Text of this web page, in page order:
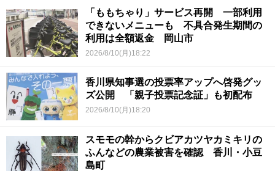
「ももちゃり」サービス再開 一部利用
できないメニューも 不具合発生期間の
利用は全額返金 岡山市
2026/8/10(月)18:22
香川県知事選の投票率アップへ啓発グッ
ズ公開 「親子投票記念証」も初配布
2026/8/10(月)18:20
スモモの幹からクビアカツヤカミキリの
ふんなどの農業被害を確認 香川・小豆
島町